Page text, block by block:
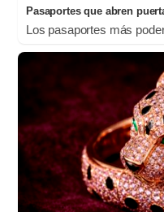
Pasaportes que abren
Los pasaportes más